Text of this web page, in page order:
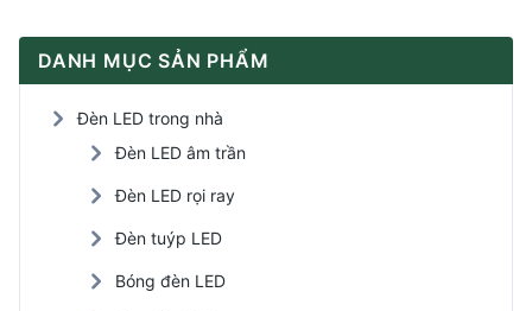
DANH MỤC SẢN PHẨM
Đèn LED trong nhà
Đèn LED âm trần
Đèn LED rọi ray
Đèn tuýp LED
Bóng đèn LED